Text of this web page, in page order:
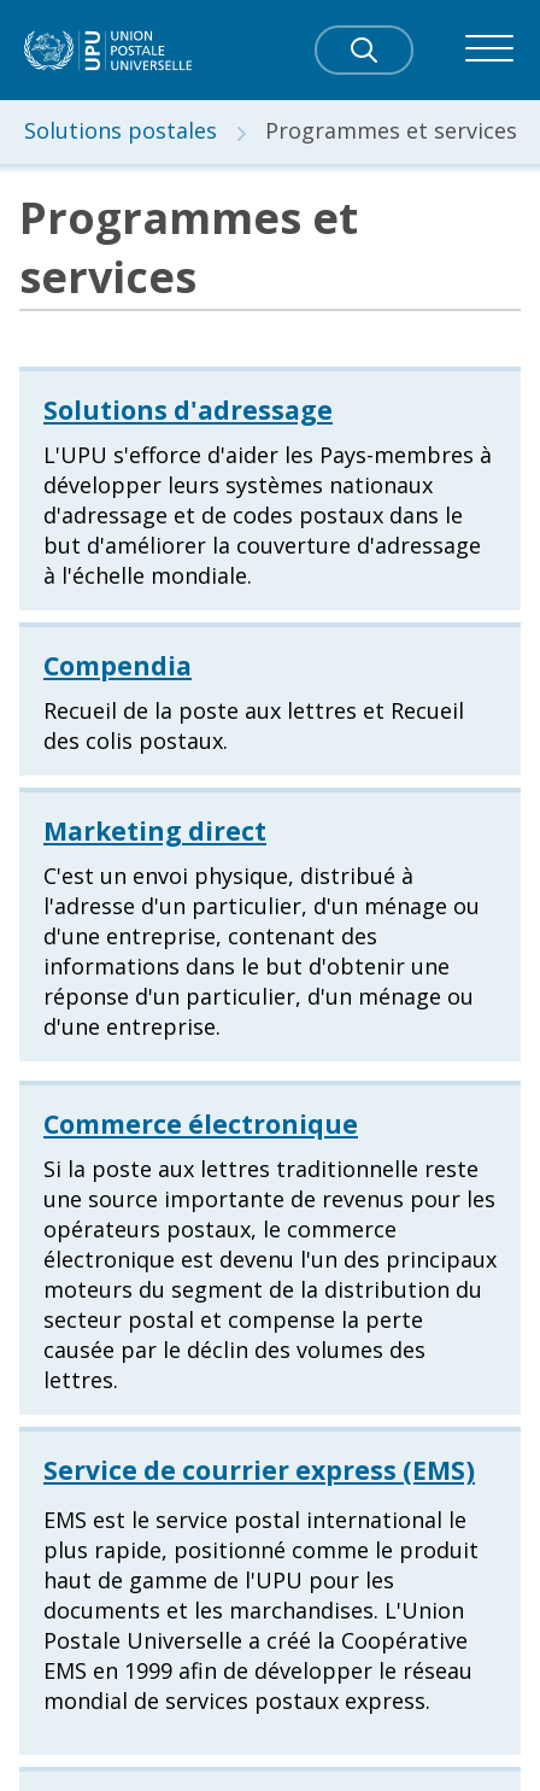
Solutions postales Programmes et services
Programmes et
services
Solutions d'adressage
L'UPU s'efforce d'aider les Pays-membres à
développer leurs systèmes nationaux
d'adressage et de codes postaux dans le
but d'améliorer la couverture d'adressage
à l'échelle mondiale.
Compendia
Recueil de la poste aux lettres et Recueil
des colis postaux.
Marketing direct
C'est un envoi physique, distribué à
l'adresse d'un particulier, d'un ménage ou
d'une entreprise, contenant des
informations dans le but d'obtenir une
réponse d'un particulier, d'un ménage ou
d'une entreprise.
Commerce électronique
Si la poste aux lettres traditionnelle reste
une source importante de revenus pour les
opérateurs postaux, le commerce
électronique est devenu l'un des principaux
moteurs du segment de la distribution du
secteur postal et compense la perte
causée par le déclin des volumes des
lettres.
Service de courrier express (EMS)
EMS est le service postal international le
plus rapide, positionné comme le produit
haut de gamme de l'UPU pour les
documents et les marchandises. L'Union
Postale Universelle a créé la Coopérative
EMS en 1999 afin de développer le réseau
mondial de services postaux express.